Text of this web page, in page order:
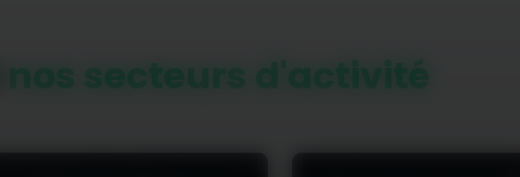
nos secteurs d'activité